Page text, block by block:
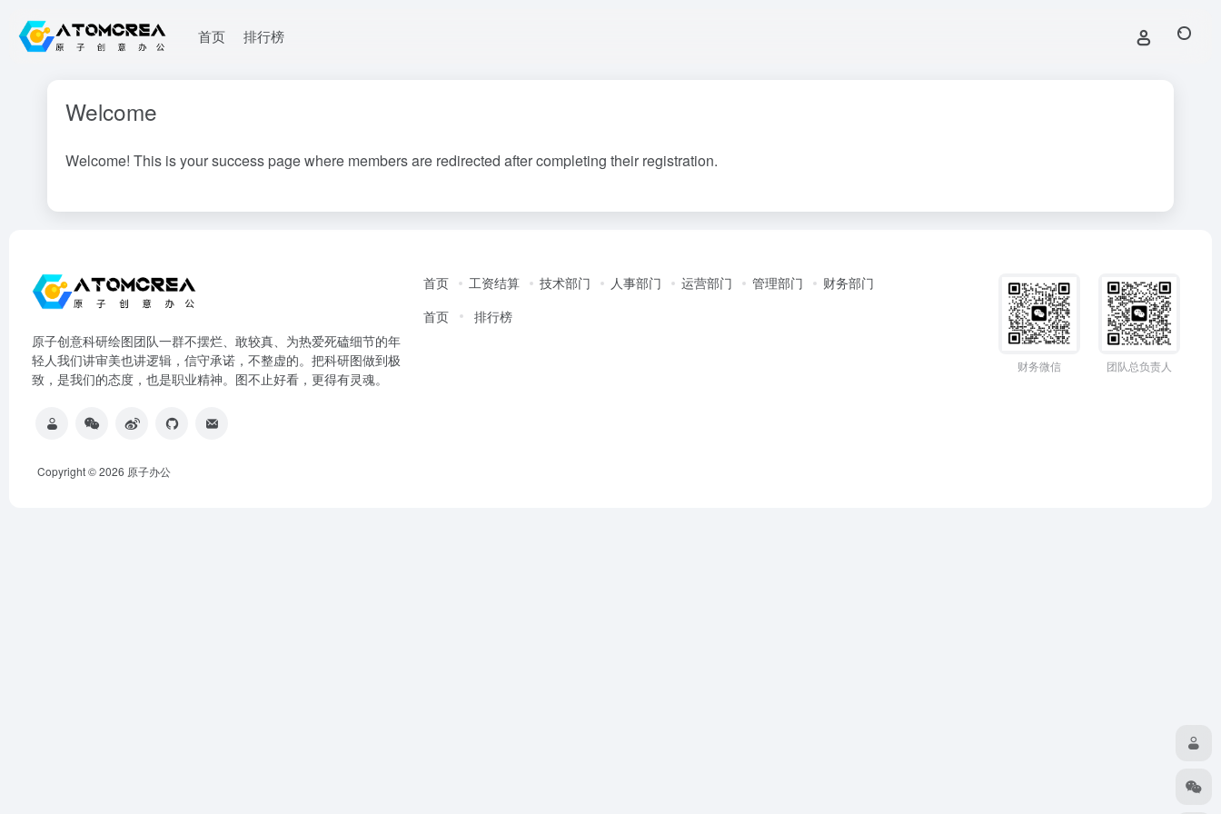
首页 排行榜
Welcome
Welcome! This is your success page where members are redirected after completing their registration.
原子创意科研绘图团队一群不摆烂、敢较真、为热爱死磕细节的年
轻人我们讲审美也讲逻辑，信守承诺，不整虚的。把科研图做到极
致，是我们的态度，也是职业精神。图不止好看，更得有灵魂。
首页 工资结算 技术部门 人事部门 运营部门 管理部门
财务部门
首页
排行榜
财务微信 团队总负责人
Copyright © 2026 原子办公